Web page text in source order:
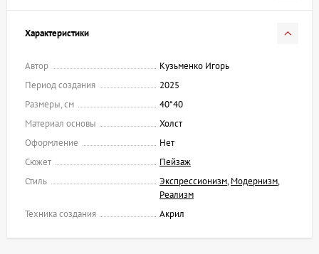
Характеристики
Автор
Кузьменко Игорь
Период создания
2025
Размеры, см
40*40
Материал основы
Холст
Оформление
Нет
Сюжет
Пейзаж
Стиль
Экспрессионизм,Модернизм,
Реализм
Техника создания
Акрил